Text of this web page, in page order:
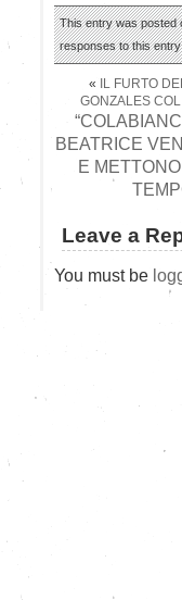
This entry was posted
responses to this
«
IL FURTO
GONZALES
BEATRICE
E
Leave a
You must be